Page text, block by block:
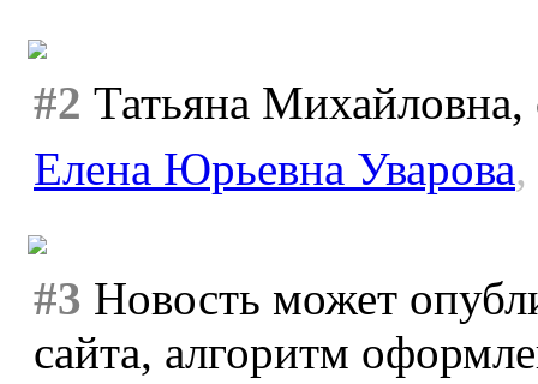
#2 Татьяна Михайловна,
Елена Юрьевна Уварова
#3 Новость может
сайта, алгоритм